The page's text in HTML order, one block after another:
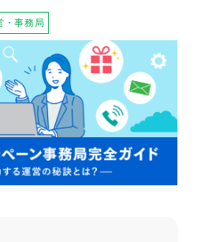
・事務局